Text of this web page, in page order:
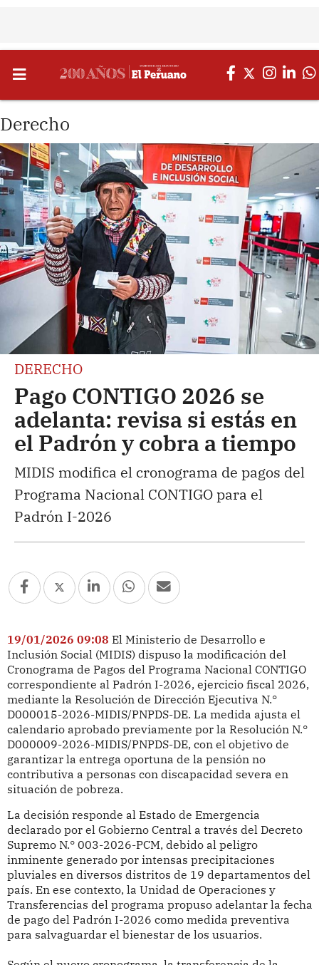
Derecho
DERECHO
Pago CONTIGO 2026 se
adelanta: revisa si estás en
el Padrón y cobra a tiempo
MIDIS modifica el cronograma de pagos del
Programa Nacional CONTIGO para el
Padrón I-2026
19/01/2026 09:08 El Ministerio de Desarrollo e
Inclusión Social (MIDIS) dispuso la modificación del
Cronograma de Pagos del Programa Nacional CONTIGO
correspondiente al Padrón I-2026, ejercicio fiscal 2026,
mediante la Resolución de Dirección Ejecutiva N.°
D000015-2026-MIDIS/PNPDS-DE. La medida ajusta el
calendario aprobado previamente por la Resolución N.°
D000009-2026-MIDIS/PNPDS-DE, con el objetivo de
garantizar la entrega oportuna de la pensión no
contributiva a personas con discapacidad severa en
situación de pobreza.
La decisión responde al Estado de Emergencia
declarado por el Gobierno Central a través del Decreto
Supremo N.° 003-2026-PCM, debido al peligro
inminente generado por intensas precipitaciones
pluviales en diversos distritos de 19 departamentos del
país. En ese contexto, la Unidad de Operaciones y
Transferencias del programa propuso adelantar la fecha
de pago del Padrón I-2026 como medida preventiva
para salvaguardar el bienestar de los usuarios.